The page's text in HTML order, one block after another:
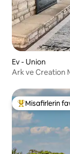
Ev - Union
Ark ve Creation
Misafirlerin
Misafirlerin